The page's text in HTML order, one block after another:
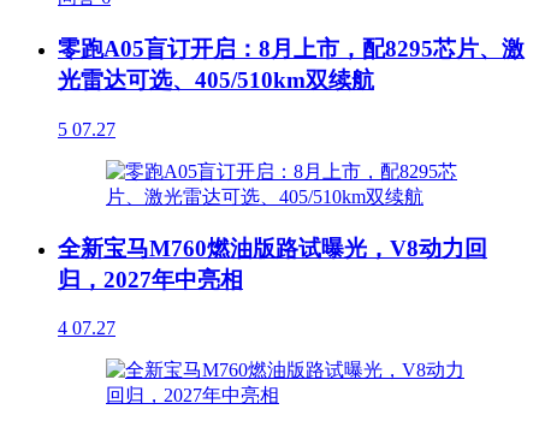
零跑A05盲订开启：8月上市，配8295芯片、激
光雷达可选、405/510km双续航
5 07.27
全新宝马M760燃油版路试曝光，V8动力回
归，2027年中亮相
4 07.27